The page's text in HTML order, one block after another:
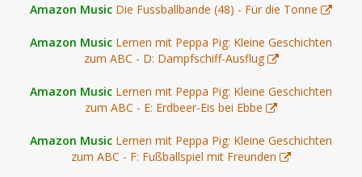
Amazon Music Die Fussballbande (48) - Für die Tonne
Amazon Music Lernen mit Peppa Pig: Kleine Geschichten
zum ABC - D: Dampfschiff-Ausflug
Amazon Music Lernen mit Peppa Pig: Kleine Geschichten
zum ABC - E: Erdbeer-Eis bei Ebbe
Amazon Music Lernen mit Peppa Pig: Kleine Geschichten
zum ABC - F: Fußballspiel mit Freunden